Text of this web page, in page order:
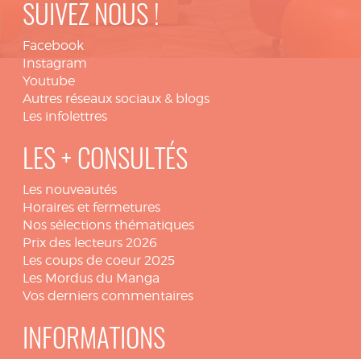
SUIVEZ NOUS !
Facebook
Instagram
Youtube
Autres réseaux sociaux & blogs
Les infolettres
LES + CONSULTÉS
Les nouveautés
Horaires et fermetures
Nos sélections thématiques
Prix des lecteurs 2026
Les coups de coeur 2025
Les Mordus du Manga
Vos derniers commentaires
INFORMATIONS